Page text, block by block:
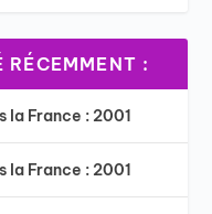
:
la France : 2001
la France : 2001